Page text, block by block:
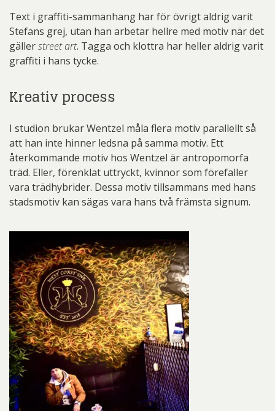
Text i graffiti-sammanhang har för övrigt aldrig varit
Stefans grej, utan han arbetar hellre med motiv när det
gällerstreet art. Tagga och klottra har heller aldrig varit
graffiti i hans tycke.
Kreativ process
I studion brukar Wentzel måla flera motiv parallellt så
att han inte hinner ledsna på samma motiv. Ett
återkommande motiv hos Wentzel är antropomorfa
träd. Eller, förenklat uttryckt, kvinnor som förefaller
vara trädhybrider. Dessa motiv tillsammans med hans
stadsmotiv kan sägas vara hans två främsta signum.